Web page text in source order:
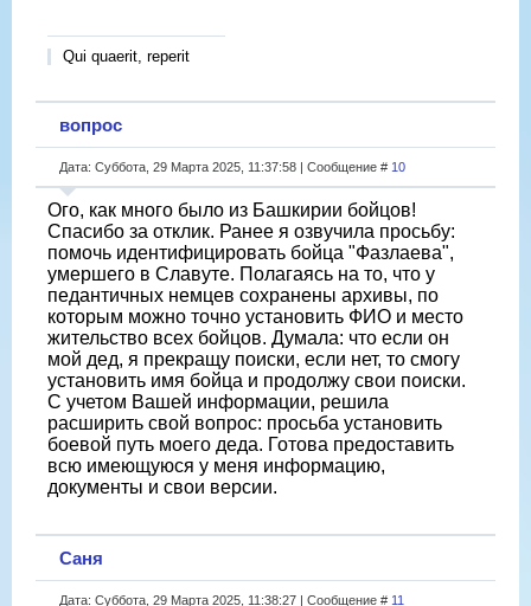
Qui quaerit, reperit
вопрос
Дата: Суббота, 29 Марта 2025, 11:37:58 | Сообщение # 10
Ого, как много было из Башкирии бойцов!
Спасибо за отклик. Ранее я озвучила просьбу:
помочь идентифицировать бойца "Фазлаева",
умершего в Славуте. Полагаясь на то, что у
педантичных немцев сохранены архивы, по
которым можно точно установить ФИО и место
жительство всех бойцов. Думала: что если он
мой дед, я прекращу поиски, если нет, то смогу
установить имя бойца и продолжу свои поиски.
С учетом Вашей информации, решила
расширить свой вопрос: просьба установить
боевой путь моего деда. Готова предоставить
всю имеющуюся у меня информацию,
документы и свои версии.
Саня
Дата: Суббота, 29 Марта 2025, 11:38:27 | Сообщение # 11